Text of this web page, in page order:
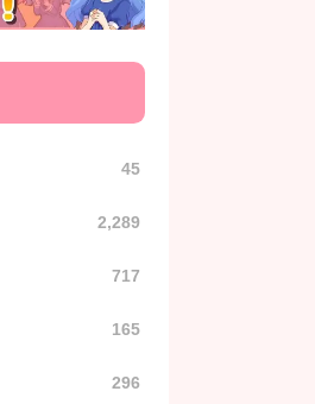
45
2,289
717
165
296